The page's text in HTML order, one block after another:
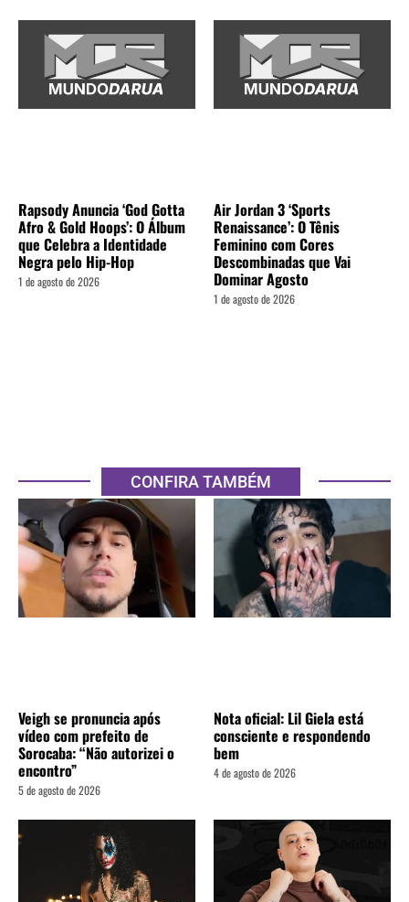
Rapsody Anuncia ‘God Gotta
Afro & Gold Hoops’: O Álbum
que Celebra a Identidade
Negra pelo Hip-Hop
1 de agosto de 2026
Air Jordan 3 ‘Sports
Renaissance’: O Tênis
Feminino com Cores
Descombinadas que Vai
Dominar Agosto
1 de agosto de 2026
CONFIRA TAMBÉM
Veigh se pronuncia após
vídeo com prefeito de
Sorocaba: “Não autorizei o
encontro”
5 de agosto de 2026
Nota oficial: Lil Giela está
consciente e respondendo
bem
4 de agosto de 2026